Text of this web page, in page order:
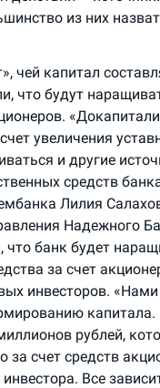
из них
чей капитал
что будут
увеличения
и другие
средств
Лилия
Надежного
что банк будет
за счет
инвесторов. «Нами
рублей,
за счет средств
Все